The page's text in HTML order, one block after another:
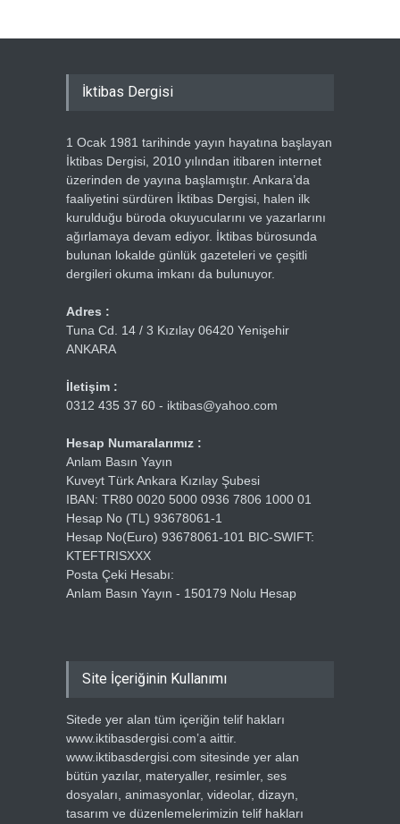
İktibas Dergisi
1 Ocak 1981 tarihinde yayın hayatına başlayan
İktibas Dergisi, 2010 yılından itibaren internet
üzerinden de yayına başlamıştır. Ankara’da
faaliyetini sürdüren İktibas Dergisi, halen ilk
kurulduğu büroda okuyucularını ve yazarlarını
ağırlamaya devam ediyor. İktibas bürosunda
bulunan lokalde günlük gazeteleri ve çeşitli
dergileri okuma imkanı da bulunuyor.
Adres :
Tuna Cd. 14 / 3 Kızılay 06420 Yenişehir
ANKARA
İletişim :
0312 435 37 60 - iktibas@yahoo.com
Hesap Numaralarımız :
Anlam Basın Yayın
Kuveyt Türk Ankara Kızılay Şubesi
IBAN: TR80 0020 5000 0936 7806 1000 01
Hesap No (TL) 93678061-1
Hesap No(Euro) 93678061-101 BIC-SWIFT:
KTEFTRISXXX
Posta Çeki Hesabı:
Anlam Basın Yayın - 150179 Nolu Hesap
Site İçeriğinin Kullanımı
Sitede yer alan tüm içeriğin telif hakları
www.iktibasdergisi.com’a aittir.
www.iktibasdergisi.com sitesinde yer alan
bütün yazılar, materyaller, resimler, ses
dosyaları, animasyonlar, videolar, dizayn,
tasarım ve düzenlemelerimizin telif hakları